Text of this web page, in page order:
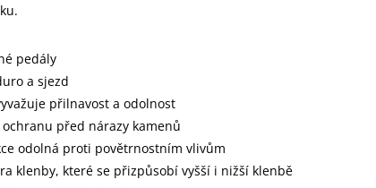
pedály
a sjezd
přilnavost a odolnost
před nárazy kamenů
odolná proti povětrnostním vlivům
klenby, které se přizpůsobí vyšší i nižší klenbě